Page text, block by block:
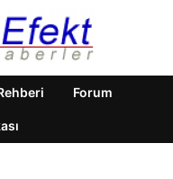
Forum